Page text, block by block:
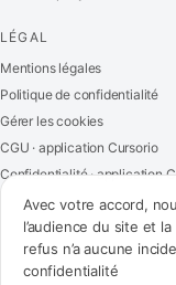
LÉGAL
Mentions légales
Politique de confidentialité
Gérer les cookies
CGU · application Cursorio
Confidentialité · application
Avec votre accord,
l’audience du site et
refus n’a aucune
confidentialité